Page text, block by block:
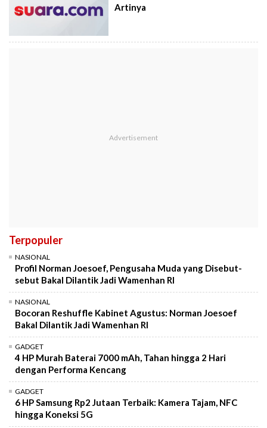
Artinya
Terpopuler
NASIONAL
Profil Norman Joesoef, Pengusaha Muda yang Disebut-
sebut Bakal Dilantik Jadi Wamenhan RI
NASIONAL
Bocoran Reshuffle Kabinet Agustus: Norman Joesoef
Bakal Dilantik Jadi Wamenhan RI
GADGET
4 HP Murah Baterai 7000 mAh, Tahan hingga 2 Hari
dengan Performa Kencang
GADGET
6 HP Samsung Rp2 Jutaan Terbaik: Kamera Tajam, NFC
hingga Koneksi 5G